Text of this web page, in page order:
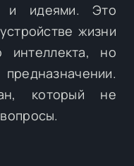
и идеями. Это
жизни
интеллекта, но
который не